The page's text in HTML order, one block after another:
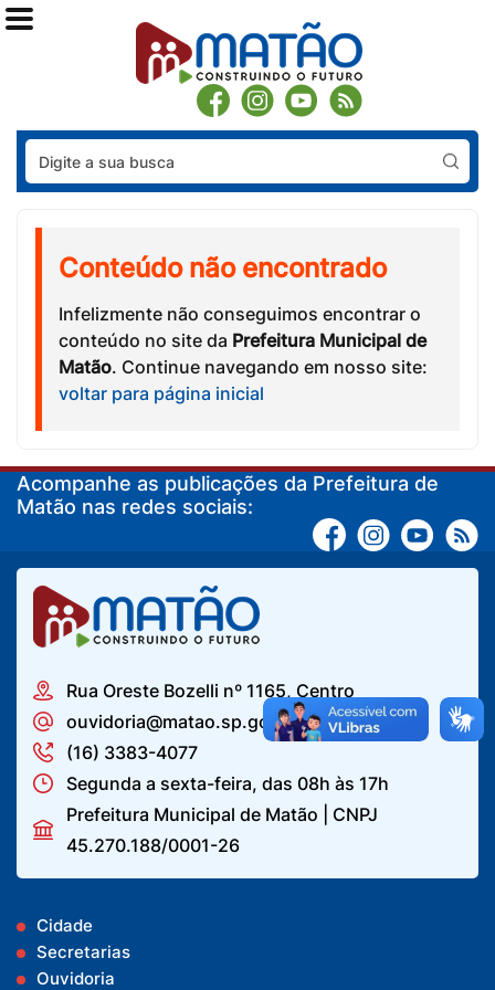
Conteúdo não encontrado
Infelizmente não conseguimos encontrar o
conteúdo no site da Prefeitura Municipal de
Matão. Continue navegando em nosso site:
voltar para página inicial
Acompanhe as publicações da Prefeitura de
Matão nas redes sociais:
Rua Oreste Bozelli nº 1165, Centro
ouvidoria@matao.sp.gov.br
(16) 3383-4077
Segunda a sexta-feira, das 08h às 17h
Prefeitura Municipal de Matão | CNPJ
45.270.188/0001-26
Cidade
Secretarias
Ouvidoria